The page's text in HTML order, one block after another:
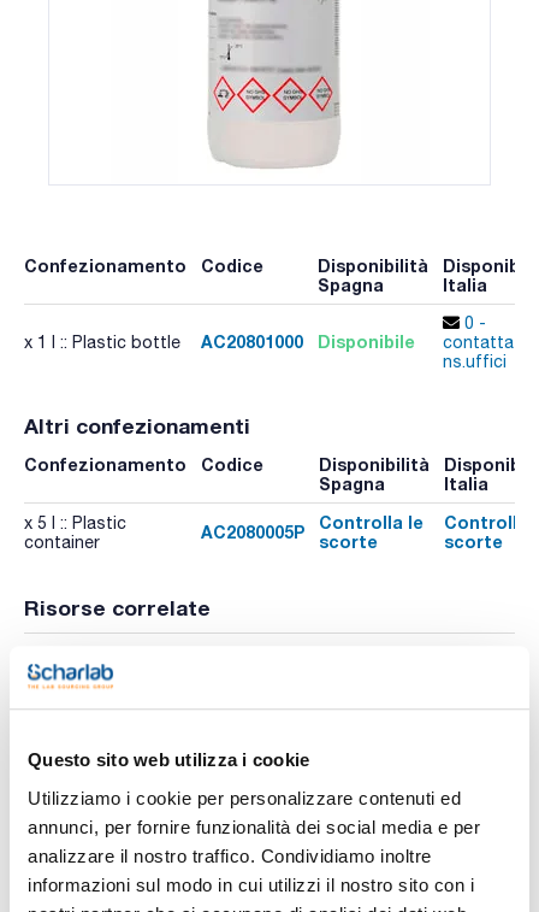
Questo sito web utilizza i cookie
Utilizziamo i cookie per personalizzare contenuti ed
annunci, per fornire funzionalità dei social media e per
analizzare il nostro traffico. Condividiamo inoltre
informazioni sul modo in cui utilizzi il nostro sito con i
Confezionamento Codice
Disponibilità
Spagna
Italia
x 1 l :: Plastic bottle AC20801000 Disponibile
0 -
contatta i
ns.uffici
Altri confezionamenti
Confezionamento Codice
Disponibilità
Spagna
Italia
x 5 l :: Plastic
container
AC2080005P
Controlla le
scorte
Controlla
scorte
Risorse correlate
Pubblicazioni